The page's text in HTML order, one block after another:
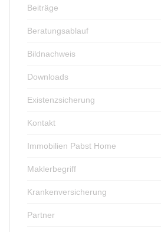
Beiträge
Beratungsablauf
Bildnachweis
Downloads
Existenzsicherung
Kontakt
Immobilien Pabst Home
Maklerbegriff
Krankenversicherung
Partner